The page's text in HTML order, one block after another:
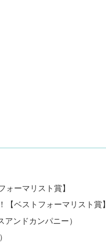
ーマリスト賞】
ベストフォーマリスト賞】
ンドカンパニー）